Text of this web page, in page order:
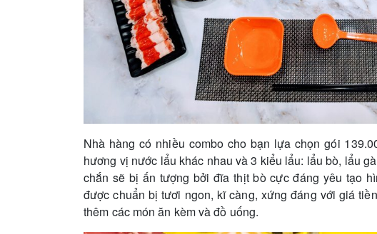
Nhà hàng có nhiều combo cho bạn lựa chọn gói
hương vị nước lẩu khác nhau và 3 kiểu lẩu: lẩu bò, lẩu
chắn sẽ bị ấn tượng bởi đĩa thịt bò cực đáng yêu tạo
được chuẩn bị tươi ngon, kĩ càng, xứng đáng với giá
thêm các món ăn kèm và đồ uống.